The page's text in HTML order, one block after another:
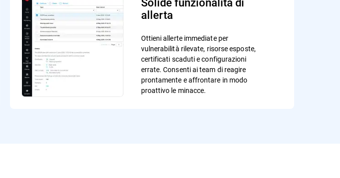
allerta
Ottieni allerte immediate per
vulnerabilità rilevate, risorse esposte,
certificati scaduti e configurazioni
errate. Consenti ai team di reagire
prontamente e affrontare in modo
proattivo le minacce.